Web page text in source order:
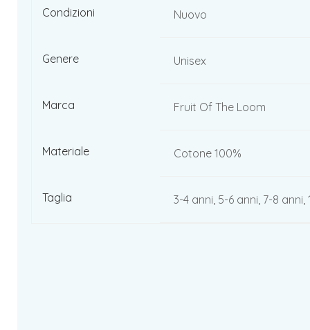
Condizioni Nuovo
Genere Unisex
Marca Fruit Of The Loom
Materiale Cotone 100%
Taglia 3-4 anni, 5-6 anni, 7-8 anni,